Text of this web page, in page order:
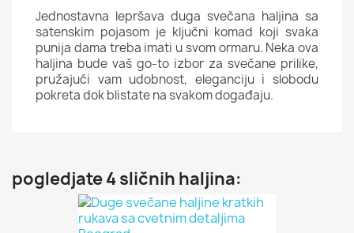
Jednostavna lepršava duga svečana haljina sa
satenskim pojasom je ključni komad koji svaka
punija dama treba imati u svom ormaru. Neka ova
haljina bude vaš go-to izbor za svečane prilike,
pružajući vam udobnost, eleganciju i slobodu
pokreta dok blistate na svakom događaju.
pogledjate 4 sličnih haljina: